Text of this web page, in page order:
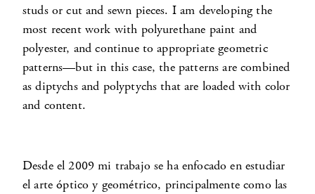
studs or cut and sewn pieces. I am developing the
most recent work with polyurethane paint and
polyester, and continue to appropriate geometric
patterns—but in this case, the patterns are combined
as diptychs and polyptychs that are loaded with color
and content.
Desde el 2009 mi trabajo se ha enfocado en estudiar
el arte óptico y geométrico, principalmente como las